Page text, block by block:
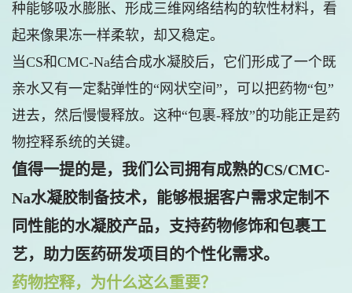
种能够吸水膨胀、形成三维网络结构的软性材料，看
起来像果冻一样柔软，却又稳定。
当CS和CMC-Na结合成水凝胶后，它们形成了一个既
亲水又有一定黏弹性的“网状空间”，可以把药物“包”
进去，然后慢慢释放。这种“包裹-释放”的功能正是药
物控释系统的关键。
值得一提的是，我们公司拥有成熟的CS/CMC-
Na水凝胶制备技术，能够根据客户需求定制不
同性能的水凝胶产品，支持药物修饰和包裹工
艺，助力医药研发项目的个性化需求。
药物控释，为什么这么重要？